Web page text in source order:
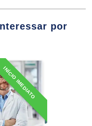
do Uso
por
INÍCIO IMEDIATO
em
Clínica e
curso